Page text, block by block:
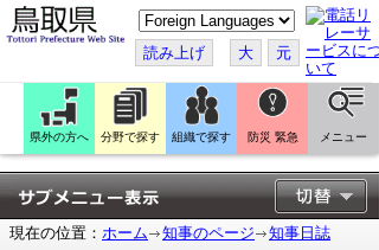
こ
の
ペ
ー
ジ
翻
訳
す
る
読み上げ 大 元
県外の方へ 分野で探す 組織で探す 防災 緊急 メニュー
現在の位置： ホーム 知事のページ 知事日誌